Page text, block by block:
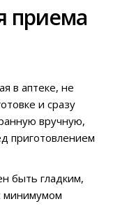
приема
в аптеке, не
и сразу
вручную,
приготовлением
быть гладким,
минимумом